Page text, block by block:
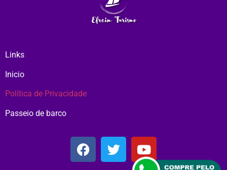
Links
Inicio
Política de Privacidade
Passeio de barco